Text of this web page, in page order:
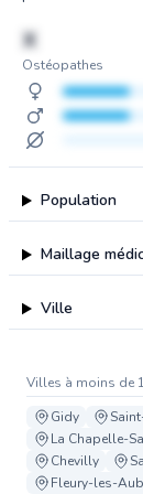
X
Ostéopathes
Population
Maillage
Ville
Villes à moins de
Gidy
La Chapelle-
Chevilly
Fleury-les-